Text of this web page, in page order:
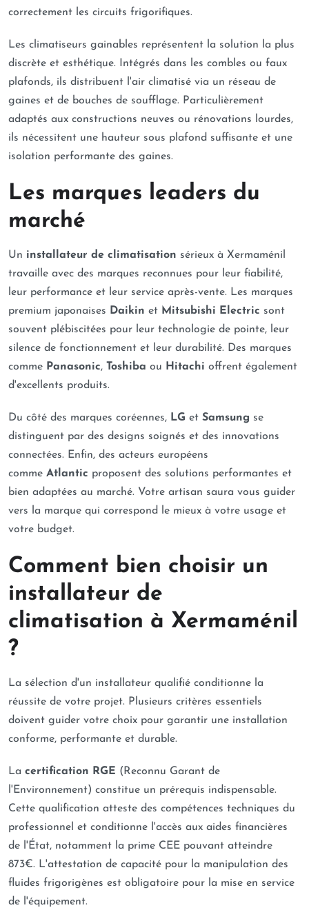
correctement les circuits frigorifiques.
Les climatiseurs gainables représentent la solution la plus
discrète et esthétique. Intégrés dans les combles ou faux
plafonds, ils distribuent l'air climatisé via un réseau de
gaines et de bouches de soufflage. Particulièrement
adaptés aux constructions neuves ou rénovations lourdes,
ils nécessitent une hauteur sous plafond suffisante et une
isolation performante des gaines.
Les marques leaders du
marché
Un installateur de climatisation sérieux à Xermaménil
travaille avec des marques reconnues pour leur fiabilité,
leur performance et leur service après-vente. Les marques
premium japonaises Daikin et Mitsubishi Electric sont
souvent plébiscitées pour leur technologie de pointe, leur
silence de fonctionnement et leur durabilité. Des marques
comme Panasonic, Toshiba ou Hitachi offrent également
d'excellents produits.
Du côté des marques coréennes, LG et Samsung se
distinguent par des designs soignés et des innovations
connectées. Enfin, des acteurs européens
comme Atlantic proposent des solutions performantes et
bien adaptées au marché. Votre artisan saura vous guider
vers la marque qui correspond le mieux à votre usage et
votre budget.
Comment bien choisir un
installateur de
climatisation à Xermaménil
?
La sélection d'un installateur qualifié conditionne la
réussite de votre projet. Plusieurs critères essentiels
doivent guider votre choix pour garantir une installation
conforme, performante et durable.
La certification RGE (Reconnu Garant de
l'Environnement) constitue un prérequis indispensable.
Cette qualification atteste des compétences techniques du
professionnel et conditionne l'accès aux aides financières
de l'État, notamment la prime CEE pouvant atteindre
873€. L'attestation de capacité pour la manipulation des
fluides frigorigènes est obligatoire pour la mise en service
de l'équipement.